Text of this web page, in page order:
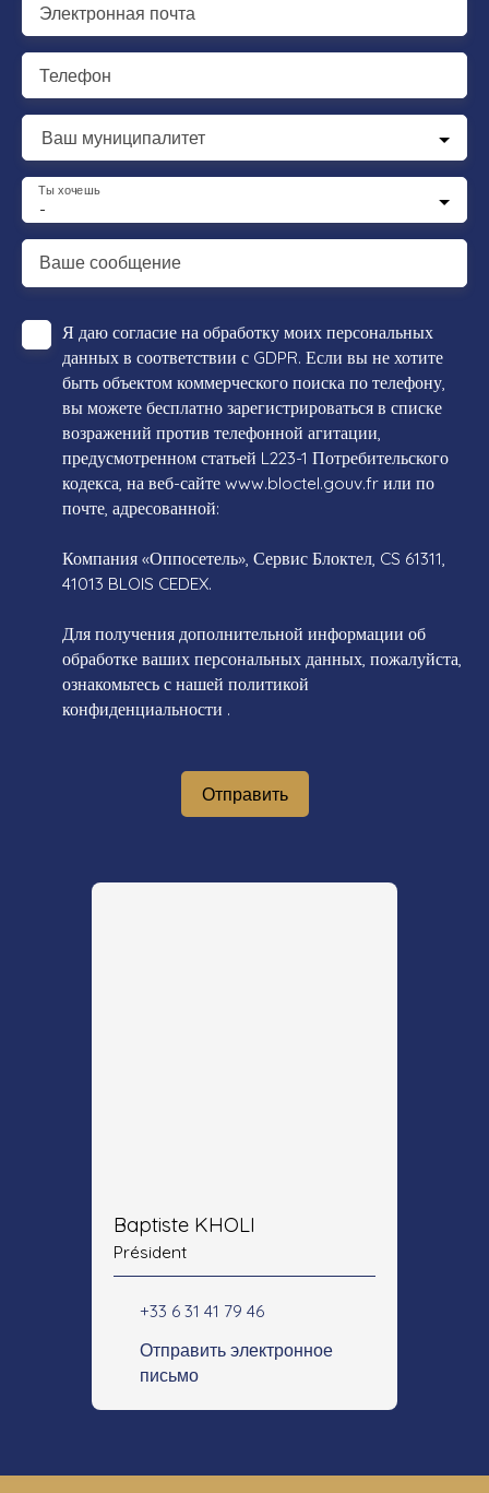
Электронная почта
Телефон
Ваш муниципалитет
-
Ты хочешь
Ваше сообщение
Я даю согласие на обработку моих персональных
данных в соответствии с GDPR. Если вы не хотите
быть объектом коммерческого поиска по телефону,
вы можете бесплатно зарегистрироваться в списке
возражений против телефонной агитации,
предусмотренном статьей L223-1 Потребительского
кодекса, на веб-сайте www.bloctel.gouv.fr или по
почте, адресованной:
Компания «Оппосетель», Сервис Блоктел, CS 61311,
41013 BLOIS CEDEX.
Для получения дополнительной информации об
обработке ваших персональных данных, пожалуйста,
ознакомьтесь с нашей политикой
конфиденциальности .
Отправить
Baptiste KHOLI
Président
+33 6 31 41 79 46
Отправить электронное
письмо